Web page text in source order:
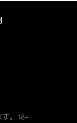
。 18+